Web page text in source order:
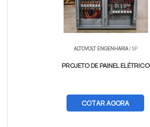
ALTOVOLT ENGENHARIA/ SP
PROJETO DE PAINEL ELÉTRICO
COTAR AGORA